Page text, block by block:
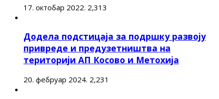
17. октобар 2022. 2,313
Додела подстицаја за подршку развоју
привреде и предузетништва на
територији АП Косово и Метохија
20. фебруар 2024. 2,231